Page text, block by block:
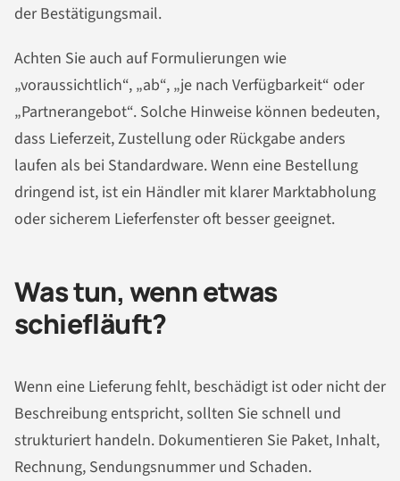
der Bestätigungsmail.
Achten Sie auch auf Formulierungen wie
„voraussichtlich“, „ab“, „je nach Verfügbarkeit“ oder
„Partnerangebot“. Solche Hinweise können bedeuten,
dass Lieferzeit, Zustellung oder Rückgabe anders
laufen als bei Standardware. Wenn eine Bestellung
dringend ist, ist ein Händler mit klarer Marktabholung
oder sicherem Lieferfenster oft besser geeignet.
Was tun, wenn etwas
schiefläuft?
Wenn eine Lieferung fehlt, beschädigt ist oder nicht der
Beschreibung entspricht, sollten Sie schnell und
strukturiert handeln. Dokumentieren Sie Paket, Inhalt,
Rechnung, Sendungsnummer und Schaden.